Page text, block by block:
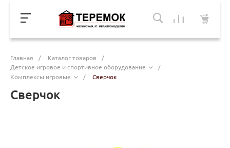
Главная / Каталог товаров
/
Детское игровое и спортивное оборудование
/
Комплексы игровые
/ Сверчок
Сверчок